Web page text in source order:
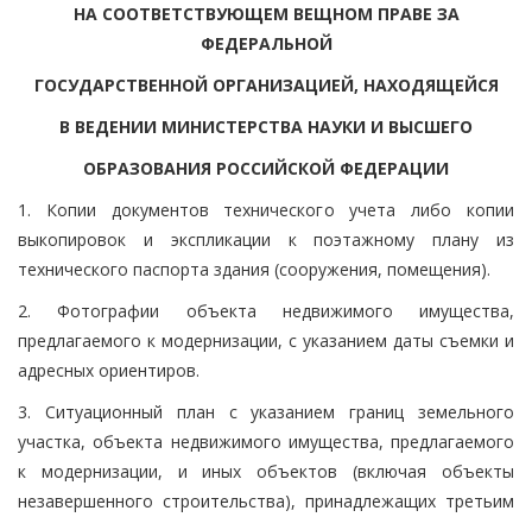
НА СООТВЕТСТВУЮЩЕМ ВЕЩНОМ ПРАВЕ ЗА
ФЕДЕРАЛЬНОЙ
ГОСУДАРСТВЕННОЙ ОРГАНИЗАЦИЕЙ, НАХОДЯЩЕЙСЯ
В ВЕДЕНИИ МИНИСТЕРСТВА НАУКИ И ВЫСШЕГО
ОБРАЗОВАНИЯ РОССИЙСКОЙ ФЕДЕРАЦИИ
1. Копии документов технического учета либо копии
выкопировок и экспликации к поэтажному плану из
технического паспорта здания (сооружения, помещения).
2. Фотографии объекта недвижимого имущества,
предлагаемого к модернизации, с указанием даты съемки и
адресных ориентиров.
3. Ситуационный план с указанием границ земельного
участка, объекта недвижимого имущества, предлагаемого
к модернизации, и иных объектов (включая объекты
незавершенного строительства), принадлежащих третьим